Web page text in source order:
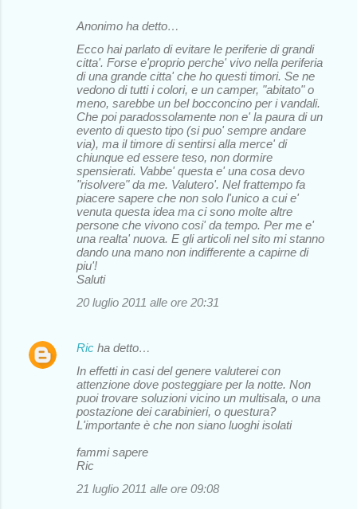
Anonimo ha detto…
Ecco hai parlato di evitare le periferie di grandi
citta'. Forse e'proprio perche' vivo nella periferia
di una grande citta' che ho questi timori. Se ne
vedono di tutti i colori, e un camper, "abitato" o
meno, sarebbe un bel bocconcino per i vandali.
Che poi paradossolamente non e' la paura di un
evento di questo tipo (si puo' sempre andare
via), ma il timore di sentirsi alla merce' di
chiunque ed essere teso, non dormire
spensierati. Vabbe' questa e' una cosa devo
"risolvere" da me. Valutero'. Nel frattempo fa
piacere sapere che non solo l'unico a cui e'
venuta questa idea ma ci sono molte altre
persone che vivono cosi' da tempo. Per me e'
una realta' nuova. E gli articoli nel sito mi stanno
dando una mano non indifferente a capirne di
piu'!
Saluti
20 luglio 2011 alle ore 20:31
Ric ha detto…
In effetti in casi del genere valuterei con
attenzione dove posteggiare per la notte. Non
puoi trovare soluzioni vicino un multisala, o una
postazione dei carabinieri, o questura?
L'importante è che non siano luoghi isolati
fammi sapere
Ric
21 luglio 2011 alle ore 09:08